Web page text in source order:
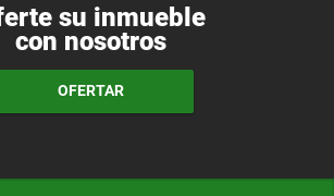
su inmueble
con nosotros
OFERTAR